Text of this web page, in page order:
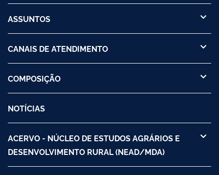
ASSUNTOS
CANAIS DE ATENDIMENTO
COMPOSIÇÃO
NOTÍCIAS
ACERVO - NÚCLEO DE ESTUDOS AGRÁRIOS E
DESENVOLVIMENTO RURAL (NEAD/MDA)